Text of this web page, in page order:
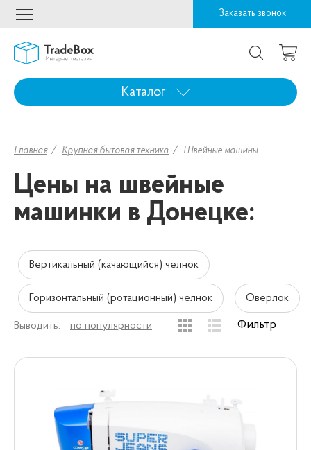
Заказать звонок
Каталог
Главная Крупная бытовая техника Швейные машины
Цены на швейные
машинки в Донецке:
Вертикальный (качающийся) челнок
Горизонтальный (ротационный) челнок Оверлок
Выводить: по популярности Фильтр